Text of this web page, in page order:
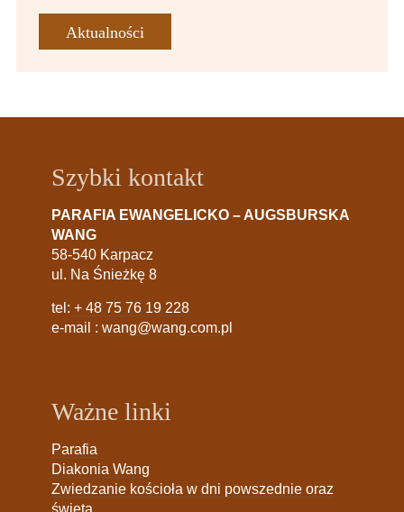
Aktualności
Szybki kontakt
PARAFIA EWANGELICKO – AUGSBURSKA
WANG
58-540 Karpacz
ul. Na Śnieżkę 8
tel: + 48 75 76 19 228
e-mail : wang@wang.com.pl
Ważne linki
Parafia
Diakonia Wang
Zwiedzanie kościoła w dni powszednie oraz
święta.